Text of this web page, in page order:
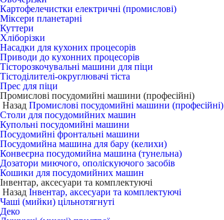
Картофелечистки електричні (промислові)
Міксери планетарні
Куттери
Хліборізки
Насадки для кухоних процесорів
Приводи до кухонних процесорів
Тісторозкочувальні машини для піци
Тістоділителі-округлювачі тіста
Прес для піци
Промислові посудомийні машини (професійні)
Назад Промислові посудомийні машини (професійні)
Столи для посудомийних машин
Купольні посудомийні машини
Посудомийні фронтальні машини
Посудомийна машина для бару (келихи)
Конвеєрна посудомийна машина (тунельна)
Дозатори миючого, ополіскуючого засобів
Кошики для посудомийних машин
Інвентар, аксесуари та комплектуючі
Назад Інвентар, аксесуари та комплектуючі
Чаші (мийки) цільнотягнуті
Деко